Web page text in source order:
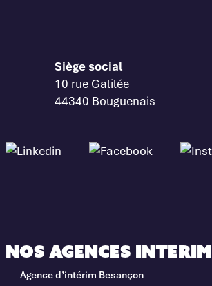
Siège social
10 rue Galilée
44340 Bouguenais
Nos agences interim
Agence d’intérim Besançon